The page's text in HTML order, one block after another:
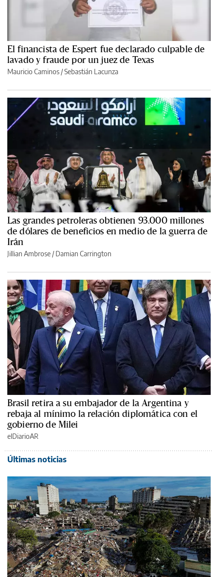
El financista de Espert fue declarado culpable de
lavado y fraude por un juez de Texas
Mauricio Caminos /Sebastián Lacunza
Las grandes petroleras obtienen 93.000 millones
de dólares de beneficios en medio de la guerra de
Irán
Jillian Ambrose / Damian Carrington
Brasil retira a su embajador de la Argentina y
rebaja al mínimo la relación diplomática con el
gobierno de Milei
elDiarioAR
Últimas noticias